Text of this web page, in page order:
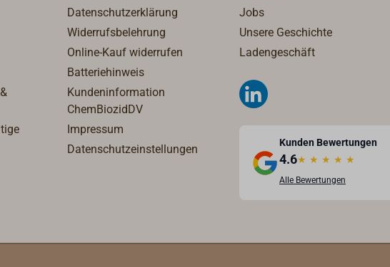
Datenschutzerklärung
Widerrufsbelehrung
Online-Kauf widerrufen
Batteriehinweis
Kundeninformation
ChemBiozidDV
Impressum
Datenschutzeinstellungen
Jobs
Unsere Geschichte
Ladengeschäft
Kunden Bewertungen
4.6★ ★ ★ ★ ★
Alle Bewertungen